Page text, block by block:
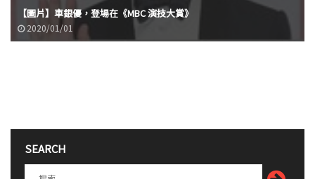
【圖片】車銀優，登場在《MBC 演技大賞》
2020/01/01
SEARCH